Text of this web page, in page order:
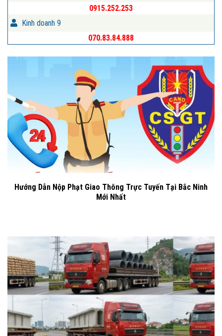
0915.252.253
Kinh doanh 9
070.83.84.888
Hướng Dẫn Nộp Phạt Giao Thông Trực Tuyến Tại Bắc Ninh
Mới Nhất